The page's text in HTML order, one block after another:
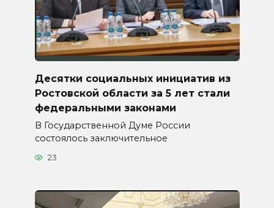
Десятки социальных инициатив из
Ростовской области за 5 лет стали
федеральными законами
В Государственной Думе России
состоялось заключительное
23